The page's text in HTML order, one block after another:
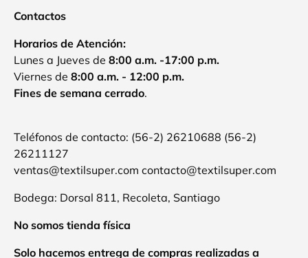
Contactos
Horarios de Atención:
Lunes a Jueves de 8:00 a.m. -17:00 p.m.
Viernes de 8:00 a.m. - 12:00 p.m.
Fines de semana cerrado.
Teléfonos de contacto: (56-2) 26210688 (56-2)
26211127
ventas@textilsuper.com contacto@textilsuper.com
Bodega: Dorsal 811, Recoleta, Santiago
No somos tienda física
Solo hacemos entrega de compras realizadas a